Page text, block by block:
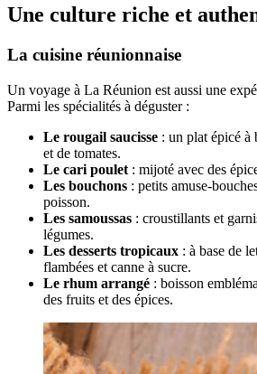
Une culture riche et
La cuisine réunionnaise
Un voyage à La Réunion est aussi une
Parmi les spécialités à déguster :
Le rougail saucisse : un plat épicé à
et de tomates.
Le cari poulet : mijoté avec des
Les bouchons : petits amuse-
poisson.
Les samoussas : croustillants et
légumes.
Les desserts tropicaux : à base de
flambées et canne à sucre.
Le rhum arrangé : boisson
des fruits et des épices.